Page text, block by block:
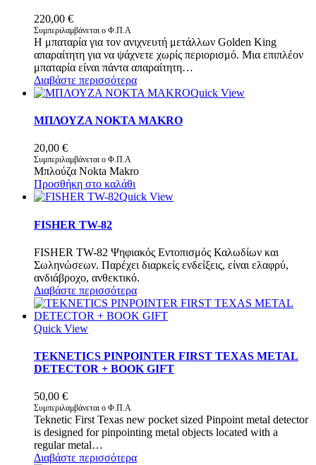
220,00 €
Συμπεριλαμβάνεται ο Φ.Π.Α
Η μπαταρία για τον ανιχνευτή μετάλλων Golden King
απαραίτητη για να ψάχνετε χωρίς περιορισμό. Μια επιπλέον
μπαταρία είναι πάντα απαραίτητη…
Διαβάστε περισσότερα
Quick View
ΜΠΛΟΥΖΑ NOKTA MAKRO
20,00 €
Συμπεριλαμβάνεται ο Φ.Π.Α
Μπλούζα Nokta Makro
Προσθήκη στο καλάθι
Quick View
FISHER TW-82
FISHER TW-82 Ψηφιακός Εντοπισμός Καλωδίων και
Σωληνώσεων. Παρέχει διαρκείς ενδείξεις, είναι ελαφρύ,
ανδιάβροχο, ανθεκτικό.
Διαβάστε περισσότερα
Quick View
TEKNETICS PINPOINTER FIRST TEXAS METAL
DETECTOR + BOOK GIFT
50,00 €
Συμπεριλαμβάνεται ο Φ.Π.Α
Teknetic First Texas new pocket sized Pinpoint metal detector
is designed for pinpointing metal objects located with a
regular metal…
Διαβάστε περισσότερα